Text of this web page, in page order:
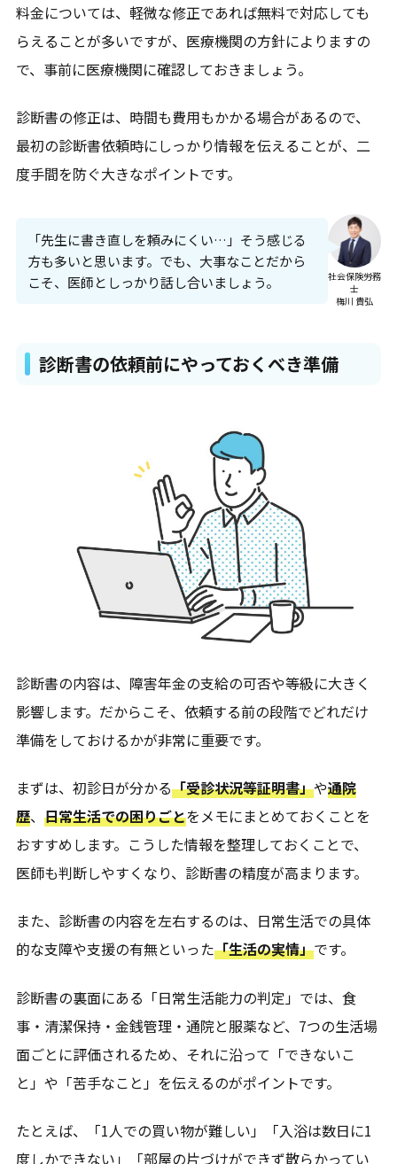
料金については、軽微な修正であれば無料で対応しても
らえることが多いですが、医療機関の方針によりますの
で、事前に医療機関に確認しておきましょう。
診断書の修正は、時間も費用もかかる場合があるので、
最初の診断書依頼時にしっかり情報を伝えることが、二
度手間を防ぐ大きなポイントです。
「先生に書き直しを頼みにくい…」そう感じる
方も多いと思います。でも、大事なことだから
こそ、医師としっかり話し合いましょう。
社会保険労務
士
梅川 貴弘
診断書の依頼前にやっておくべき準備
診断書の内容は、障害年金の支給の可否や等級に大きく
影響します。だからこそ、依頼する前の段階でどれだけ
準備をしておけるかが非常に重要です。
まずは、初診日が分かる「受診状況等証明書」や通院
歴、 日常生活での困りごとをメモにまとめておくことを
おすすめします。こうした情報を整理しておくことで、
医師も判断しやすくなり、診断書の精度が高まります。
また、診断書の内容を左右するのは、日常生活での具体
的な支障や支援の有無といった「生活の実情」です。
診断書の裏面にある「日常生活能力の判定」では、食
事・清潔保持・金銭管理・通院と服薬など、7つの生活場
面ごとに評価されるため、それに沿って「できないこ
と」や「苦手なこと」を伝えるのがポイントです。
たとえば、「1人での買い物が難しい」「入浴は数日に1
度しかできない」「部屋の片づけができず散らかってい